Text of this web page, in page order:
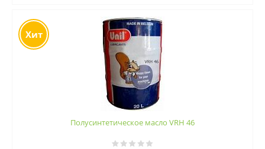
Хит
Полусинтетическое масло VRH 46